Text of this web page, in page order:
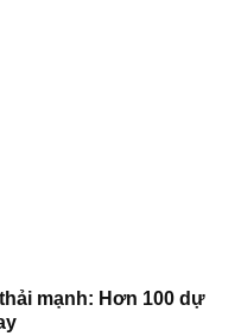
mạnh: Hơn 100 dự